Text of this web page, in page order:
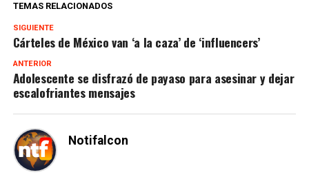
TEMAS RELACIONADOS
SIGUIENTE
Cárteles de México van ‘a la caza’ de ‘influencers’
ANTERIOR
Adolescente se disfrazó de payaso para asesinar y dejar
escalofriantes mensajes
Notifalcon